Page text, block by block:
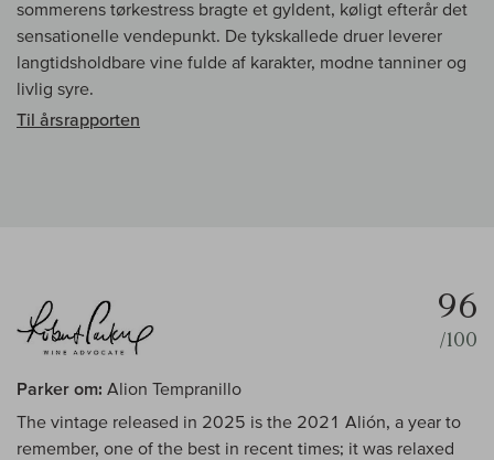
sommerens tørkestress bragte et gyldent, køligt efterår det
sensationelle vendepunkt. De tykskallede druer leverer
langtidsholdbare vine fulde af karakter, modne tanniner og
livlig syre.
Til årsrapporten
96
/100
Parker om: Alion Tempranillo
The vintage released in 2025 is the 2021 Alión, a year to
remember, one of the best in recent times; it was relaxed